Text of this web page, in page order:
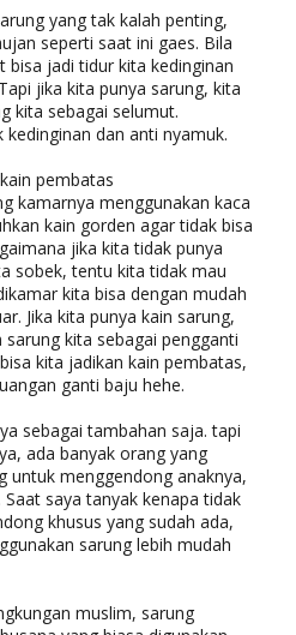
yang tak kalah penting,
seperti saat ini gaes. Bila
bisa jadi tidur kita kedinginan
jika kita punya sarung, kita
kita sebagai selumut.
dan anti nyamuk.
pembatas
kamarnya menggunakan kaca
kain gorden agar tidak bisa
jika kita tidak punya
sobek, tentu kita tidak mau
kita bisa dengan mudah
Jika kita punya kain sarung,
kita sebagai pengganti
kita jadikan kain pembatas,
ganti baju hehe.
sebagai tambahan saja. tapi
ada banyak orang yang
untuk menggendong anaknya,
saya tanyak kenapa tidak
khusus yang sudah ada,
sarung lebih mudah
muslim, sarung